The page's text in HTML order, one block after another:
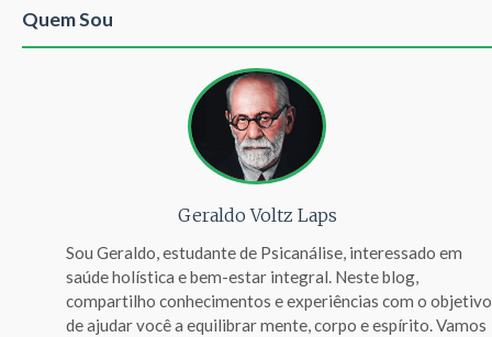
Quem Sou
Geraldo Voltz Laps
Sou Geraldo, estudante de Psicanálise, interessado em
saúde holística e bem-estar integral. Neste blog,
compartilho conhecimentos e experiências com o objetivo
de ajudar você a equilibrar mente, corpo e espírito. Vamos